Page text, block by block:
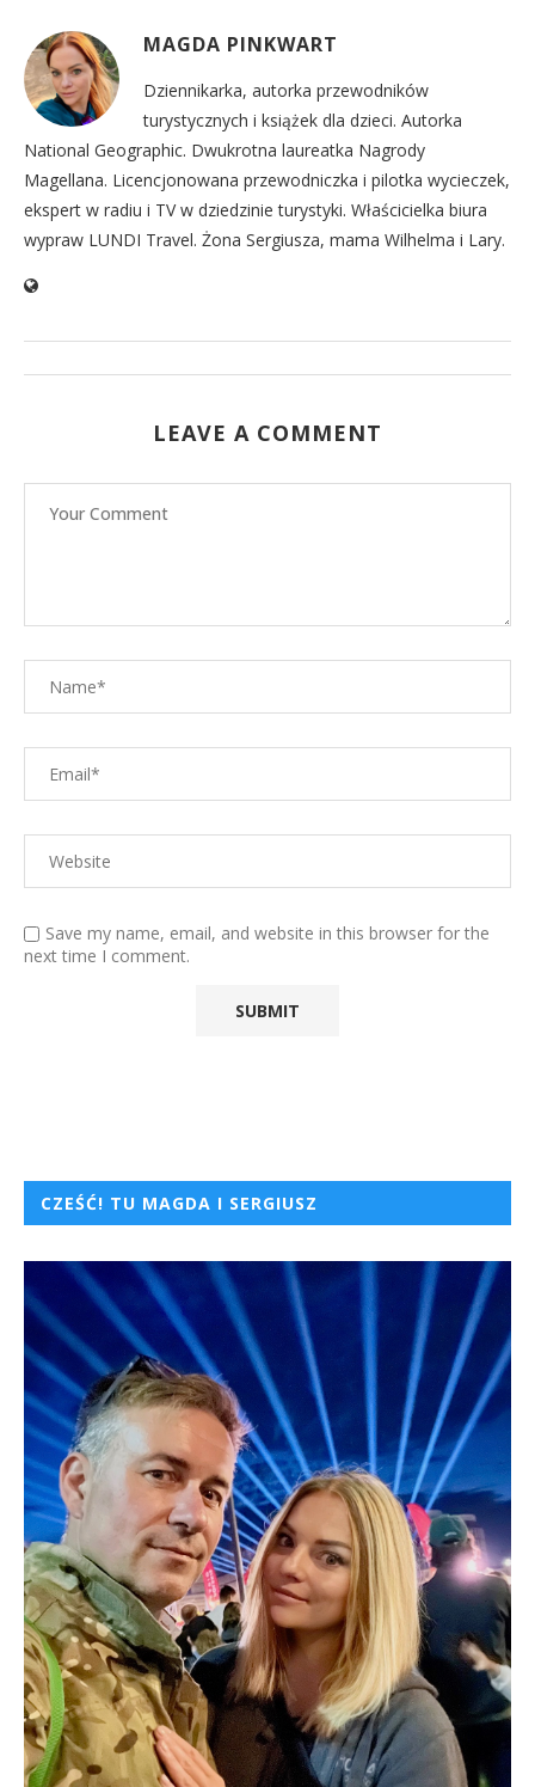
MAGDA PINKWART
Dziennikarka, autorka przewodników
turystycznych i książek dla dzieci. Autorka
National Geographic. Dwukrotna laureatka Nagrody
Magellana. Licencjonowana przewodniczka i pilotka wycieczek,
ekspert w radiu i TV w dziedzinie turystyki. Właścicielka biura
wypraw LUNDI Travel. Żona Sergiusza, mama Wilhelma i Lary.
LEAVE A COMMENT
Save my name, email, and website in this browser for the
next time I comment.
CZEŚĆ! TU MAGDA I SERGIUSZ